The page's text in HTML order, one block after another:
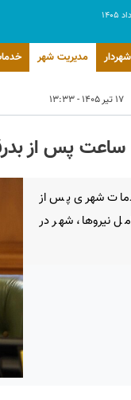
شهردار مدیریت شهر
۱۷ تیر ۱۴۰۵ - ۱۳:۳۳
ساعت پس از
شهری پس از
نیروها، شهر در